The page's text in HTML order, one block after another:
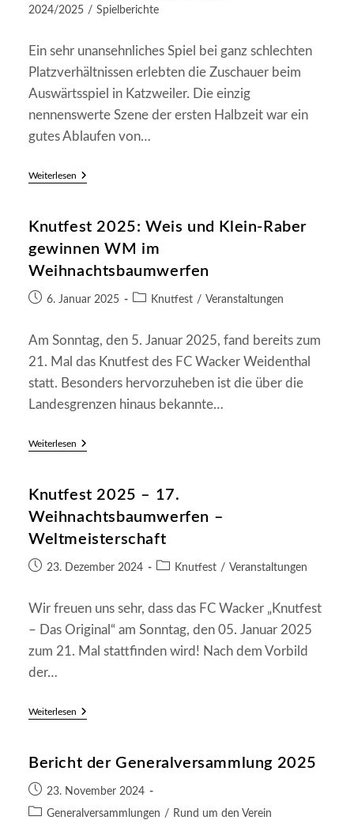
Kategorie:
2024/2025 / Spielberichte
Ein sehr unansehnliches Spiel bei ganz schlechten
Platzverhältnissen erlebten die Zuschauer beim
Auswärtsspiel in Katzweiler. Die einzig
nennenswerte Szene der ersten Halbzeit war ein
gutes Ablaufen von…
WeiterlesenSV
SG
4:0
(0:0)
Knutfest 2025: Weis und Klein-Raber
gewinnen WM im
Weihnachtsbaumwerfen
Beitrag6. Januar 2025
Beitrags-
Knutfest / Veranstaltungen
Am Sonntag, den 5. Januar 2025, fand bereits zum
21. Mal das Knutfest des FC Wacker Weidenthal
statt. Besonders hervorzuheben ist die über die
Landesgrenzen hinaus bekannte…
WeiterlesenKnutfest
Klein-
Gewinnen
WM
Im
Weihnachtsbaumwerfen
Knutfest 2025 – 17.
Weihnachtsbaumwerfen –
Weltmeisterschaft
Beitrag23. Dezember 2024
Beitrags-
Knutfest / Veranstaltungen
Wir freuen uns sehr, dass das FC Wacker „Knutfest
– Das Original“ am Sonntag, den 05. Januar 2025
zum 21. Mal stattfinden wird! Nach dem Vorbild
der…
WeiterlesenKnutfest
Weihnachtsbaumwerfen
Weltmeisterschaft
Bericht der Generalversammlung 2025
Beitrag
veröffentlicht:
23. November 2024
Beitrags-
Generalversammlungen / Rund um den Verein